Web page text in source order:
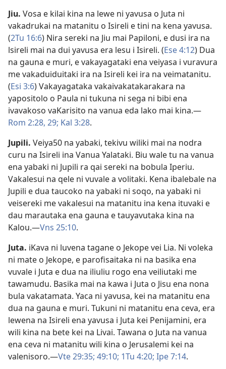
Jiu. Vosa e kilai kina na lewe ni yavusa o Juta ni
vakadrukai na matanitu o Isireli e tini na kena yavusa.
(2Tu 16:6) Nira sereki na Jiu mai Papiloni, e dusi ira na
lsireli mai na dui yavusa era lesu i Isireli. (Ese 4:12) Dua
na gauna e muri, e vakayagataki ena veiyasa i vuravura
me vakaduiduitaki ira na Isireli kei ira na veimatanitu.
(Esi 3:6) Vakayagataka vakaivakatakarakara na
yapositolo o Paula ni tukuna ni sega ni bibi ena
ivavakoso vaKarisito na vanua eda lako mai kina.​—
Rom 2:28, 29; Kal 3:28.
Jupili. Veiya50 na yabaki, tekivu wiliki mai na nodra
curu na Isireli ina Vanua Yalataki. Biu wale tu na vanua
ena yabaki ni Jupili ra qai sereki na bobula Iperiu.
Vakalesui na qele ni vuvale a volitaki. Kena ibalebale na
Jupili e dua taucoko na yabaki ni soqo, na yabaki ni
veisereki me vakalesui na matanitu ina kena ituvaki e
dau marautaka ena gauna e tauyavutaka kina na
Kalou.​—Vns 25:10.
Juta. iKava ni luvena tagane o Jekope vei Lia. Ni voleka
ni mate o Jekope, e parofisaitaka ni na basika ena
vuvale i Juta e dua na iliuliu rogo ena veiliutaki me
tawamudu. Basika mai na kawa i Juta o Jisu ena nona
bula vakatamata. Yaca ni yavusa, kei na matanitu ena
dua na gauna e muri. Tukuni ni matanitu ena ceva, era
lewena na Isireli ena yavusa i Juta kei Penijamini, era
wili kina na bete kei na Livai. Tawana o Juta na vanua
ena ceva ni matanitu wili kina o Jerusalemi kei na
valenisoro.​—Vte 29:35; 49:10; 1Tu 4:20; Ipe 7:14.